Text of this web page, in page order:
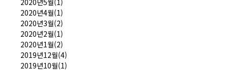
2020년4월(1)
2020년3월(2)
2020년2월(1)
2020년1월(2)
2019년12월(4)
2019년10월(1)